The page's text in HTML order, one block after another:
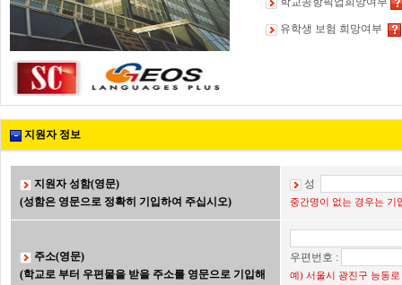
유학생 보험 희망여부
지원자 정보
지원자 성함(영문)
(성함은 영문으로 정확히 기입하여 주십시오)
성
중간명이 없는 경우는 기
주소(영문)
(학교로 부터 우편물을 받을 주소를 영문으로 기입해
우편번호 :
예) 서울시 광진구 능동